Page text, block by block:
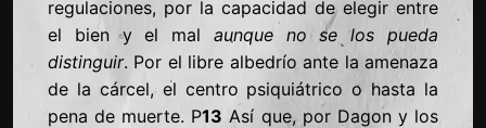
regulaciones, por la capacidad de elegir entre
el bien y el mal aunque no se los pueda
distinguir. Por el libre albedrío ante la amenaza
de la cárcel, el centro psiquiátrico o hasta la
pena de muerte. P13 Así que, por Dagon y los